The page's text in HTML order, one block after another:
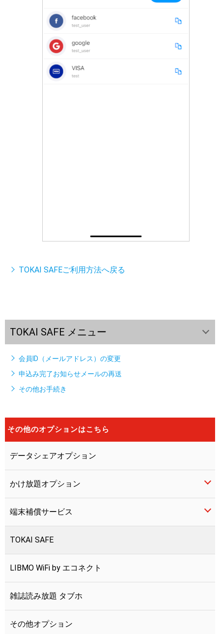
TOKAI SAFEご利用方法へ戻る
TOKAI SAFE メニュー
会員ID（メールアドレス）の変更
申込み完了お知らせメールの再送
その他お手続き
その他のオプションはこちら
データシェアオプション
かけ放題オプション
5分かけ放題
10分かけ放題
かけ放題マックス
端末補償サービス
LIBMO端末補償
つながる端末保証
TOKAI SAFE
LIBMO WiFi by エコネクト
雑誌読み放題 タブホ
その他オプション